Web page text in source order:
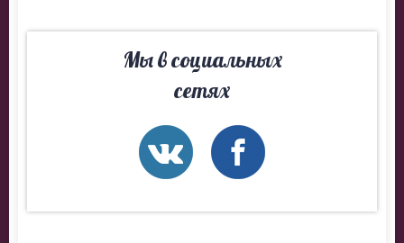
Мы в социальных
сетях